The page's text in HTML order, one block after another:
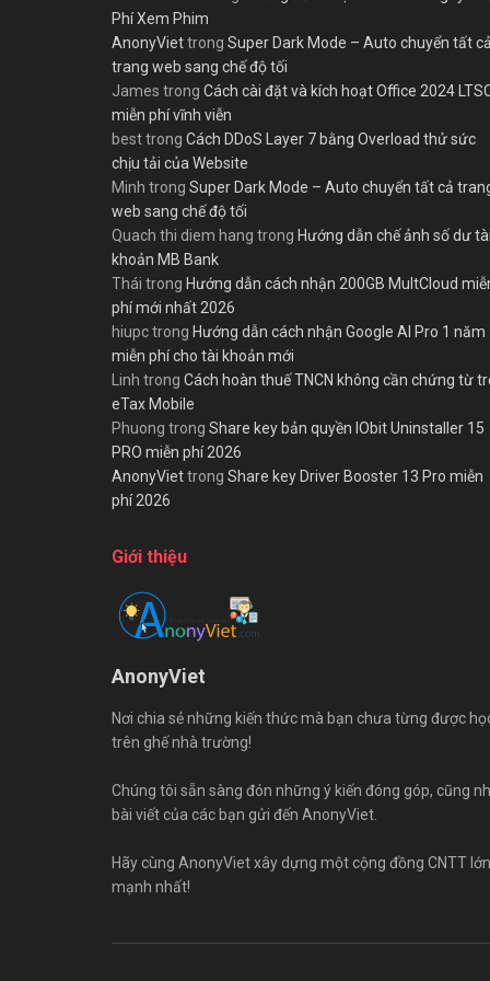
Phí Xem Phim
AnonyViettrong Super Dark Mode – Auto chuyển tất cả
trang web sang chế độ tối
James trong Cách cài đặt và kích hoạt Office 2024
miễn phí vĩnh viễn
besttrong Cách DDoS Layer 7 bằng Overload thử sức
chịu tải của Website
Minh trong Super Dark Mode – Auto chuyển tất cả
web sang chế độ tối
Quach thi diem hang trong Hướng dẫn chế ảnh số dư tài
khoản MB Bank
Thái trong Hướng dẫn cách nhận 200GB MultCloud
phí mới nhất 2026
hiupctrong Hướng dẫn cách nhận Google AI Pro 1 năm
miễn phí cho tài khoản mới
Linh trong Cách hoàn thuế TNCN không cần chứng từ
eTax Mobile
Phuong trong Share key bản quyền IObit Uninstaller 15
PRO miễn phí 2026
AnonyViettrong Share key Driver Booster 13 Pro miễn
phí 2026
Giới thiệu
AnonyViet
Nơi chia sẻ những kiến thức mà bạn chưa từng được
trên ghế nhà trường!
Chúng tôi sẵn sàng đón những ý kiến đóng góp, cũng
bài viết của các bạn gửi đến AnonyViet.
Hãy cùng AnonyViet xây dựng một cộng đồng CNTT lớn
mạnh nhất!